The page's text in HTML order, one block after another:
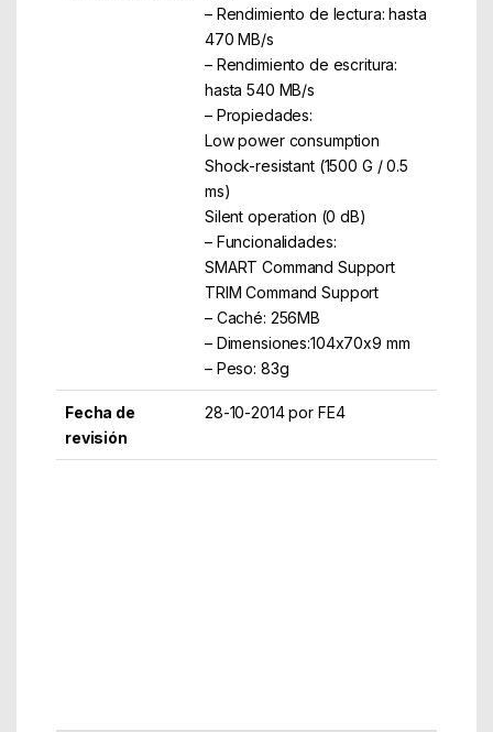
– Rendimiento de lectura: hasta
470 MB/s
– Rendimiento de escritura:
hasta 540 MB/s
– Propiedades:
Low power consumption
Shock-resistant (1500 G / 0.5
ms)
Silent operation (0 dB)
– Funcionalidades:
SMART Command Support
TRIM Command Support
– Caché: 256MB
– Dimensiones:104x70x9 mm
– Peso: 83g
Fecha de
revisión
28-10-2014 por FE4